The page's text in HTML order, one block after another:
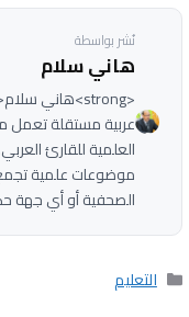
نُشر بواسطة
هاني سلام
العلمية للقارئ
موضوعات علمية
الصحفية أو أي جهة
التصنيفات
التعليم